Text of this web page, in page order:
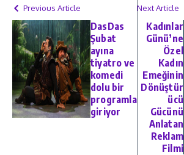
Previous Article
DasDas
Şubat
ayına
tiyatro ve
komedi
dolu bir
programla
giriyor
Next Article
Kadınlar
Günü’ne
Özel
Kadın
Emeğinin
Dönüştür
ücü
Gücünü
Anlatan
Reklam
Filmi